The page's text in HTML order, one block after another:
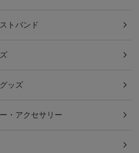
トバンド
ッズ
・アクセサリー